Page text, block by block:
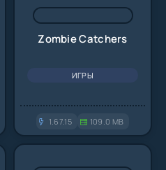
Zombie Catchers
ИГРЫ
1.67.15 109.0 MB